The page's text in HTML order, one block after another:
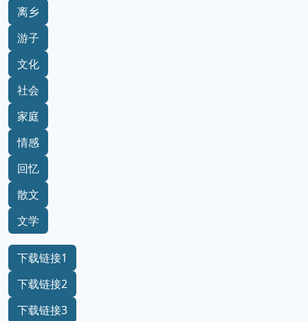
离乡
游子
文化
社会
家庭
情感
回忆
散文
文学
下载链接1
下载链接2
下载链接3